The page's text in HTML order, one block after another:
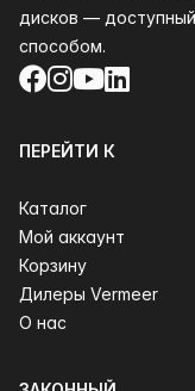
дисков —
способом.
Facebook
Instagram
YouTube
LinkedIn
ПЕРЕЙТИ К
Каталог
Мой аккаунт
Корзину
Дилеры Vermeer
О нас